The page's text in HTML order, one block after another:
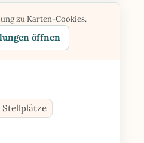
zu Karten-Cookies.
öffnen
Stellplätze